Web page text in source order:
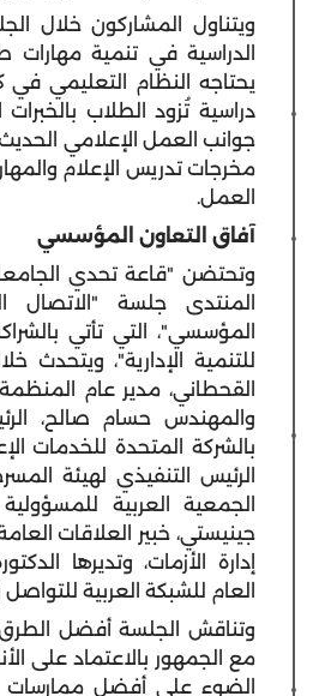
ويتناول المشاركون خلال
الدراسية في تنمية مهارات
يحتاجه النظام التعليمي في
دراسية تُزود الطلاب
جوانب العمل الإعلامي
مخرجات تدريس الإعلام
العمل.
آفاق التعاون المؤسسي
وتحتضن "قاعة تحدي
المنتدى جلسة "الاتصال
المؤسسي"، التي تأتي
للتنمية الإدارية"، ويتحدث
القحطاني، مدير عام المنظمة
والمهندس حسام صالح،
بالشركة المتحدة للخدمات
الرئيس التنفيذي لهيئة
الجمعية العربية
جينيستي، خبير العلاقات
إدارة الأزمات، وتديرها
العام للشبكة العربية
وتناقش الجلسة أفضل
مع الجمهور بالاعتماد على
الضوء على أفضل ممارسات